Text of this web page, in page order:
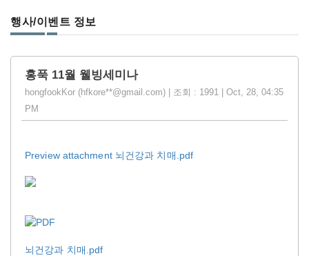
행사/이벤트 정보
홍푹 11월 웰빙세미나
hongfookKor (hfkore**@gmail.com) | 조회 : 1991 | Oct, 28, 04:35
PM
Preview attachment 뇌건강과 치매.pdf
뇌건강과 치매.pdf